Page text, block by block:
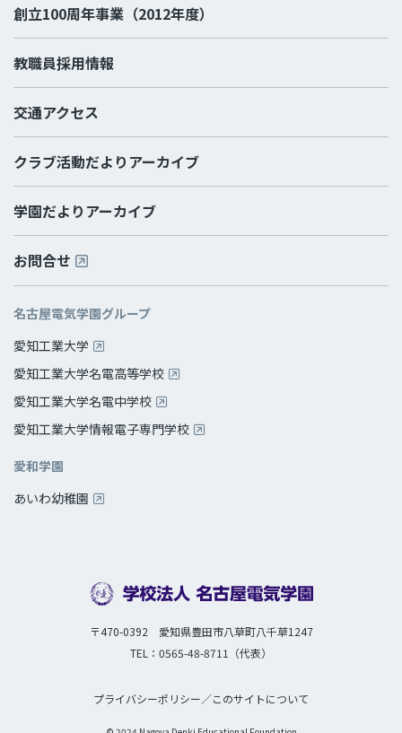
創立100周年事業（2012年度）
教職員採用情報
交通アクセス
クラブ活動だよりアーカイブ
学園だよりアーカイブ
お問合せ
名古屋電気学園グループ
愛知工業大学
愛知工業大学名電高等学校
愛知工業大学名電中学校
愛知工業大学情報電子専門学校
愛和学園
あいわ幼稚園
〒470-0392 愛知県豊田市八草町八千草1247
TEL：0565-48-8711（代表）
プライバシーポリシー／このサイトについて